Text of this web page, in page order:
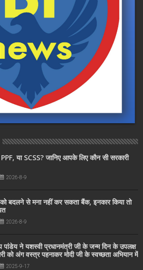
PPF, या SCSS? जानिए आपके लिए कौन सी सरकारी
2026-8-9
बदलने से मना नहीं कर सकता बैंक, इनकार किया तो
2026-8-9
पांडेय ने यशस्वी प्रधानमंत्री जी के जन्म दिन के उपलक्ष
को अंग वस्त्र पहनाकर मोदी जी के स्वच्छता अभियान में
2025-9-17